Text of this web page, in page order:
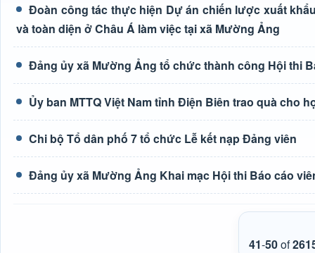
Đoàn công tác thực hiện Dự án chiến lược xuất
và toàn diện ở Châu Á làm việc tại xã Mường Ảng
Đảng ủy xã Mường Ảng tổ chức thành công Hội thi
Ủy ban MTTQ Việt Nam tỉnh Điện Biên trao quà cho
Chi bộ Tổ dân phố 7 tổ chức Lễ kết nạp Đảng viên
Đảng ủy xã Mường Ảng Khai mạc Hội thi Báo cáo
41-50of